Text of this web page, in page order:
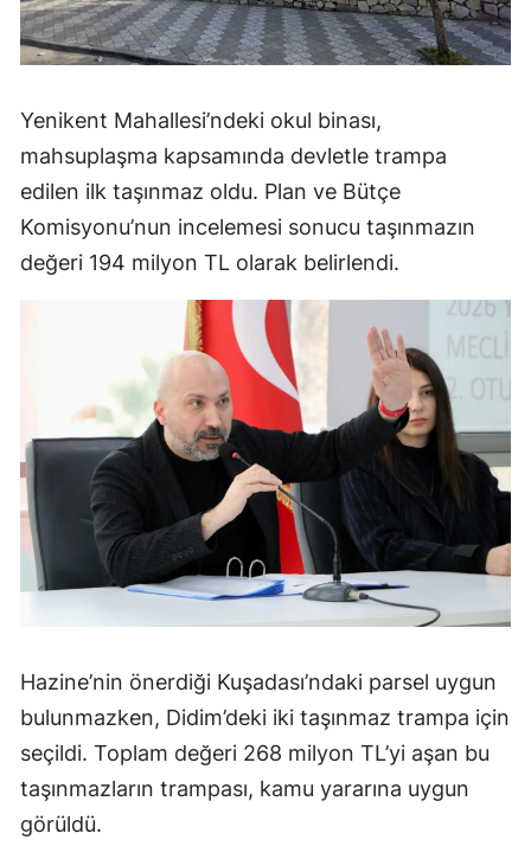
Yenikent Mahallesi’ndeki okul binası,
mahsuplaşma kapsamında devletle trampa
edilen ilk taşınmaz oldu. Plan ve Bütçe
Komisyonu’nun incelemesi sonucu taşınmazın
değeri 194 milyon TL olarak belirlendi.
Hazine’nin önerdiği Kuşadası’ndaki parsel uygun
bulunmazken, Didim’deki iki taşınmaz trampa için
seçildi. Toplam değeri 268 milyon TL’yi aşan bu
taşınmazların trampası, kamu yararına uygun
görüldü.